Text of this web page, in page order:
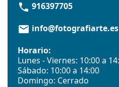
phone 916397705
email info@fotografiarte.es
Horario:
Lunes - Viernes: 10:00 a
Sábado: 10:00 a 14:00
Domingo: Cerrado